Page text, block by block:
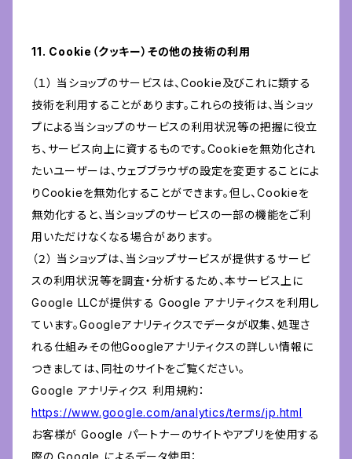
11. Cookie（クッキー）その他の技術の利用
（１） 当ショップのサービスは、Cookie及びこれに類する
技術を利用することがあります。これらの技術は、当ショッ
プによる当ショップのサービスの利用状況等の把握に役立
ち、サービス向上に資するものです。Cookieを無効化され
たいユーザーは、ウェブブラウザの設定を変更することによ
りCookieを無効化することができます。但し、Cookieを
無効化すると、当ショップのサービスの一部の機能をご利
用いただけなくなる場合があります。
（２） 当ショップは、当ショップサービスが提供するサービ
スの利用状況等を調査・分析するため、本サービス上に
Google LLCが提供する Google アナリティクスを利用し
ています。Googleアナリティクスでデータが収集、処理さ
れる仕組みその他Googleアナリティクスの詳しい情報に
つきましては、同社のサイトをご覧ください。
Google アナリティクス 利用規約：
https://www.google.com/analytics/terms/jp.html
お客様が Google パートナーのサイトやアプリを使用する